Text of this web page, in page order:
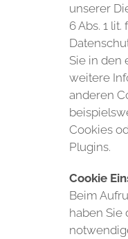
unserer
6 Abs. 1 lit.
Sie in den
weitere
anderen
Cookies
Plugins.
Cookie
Beim
haben Sie